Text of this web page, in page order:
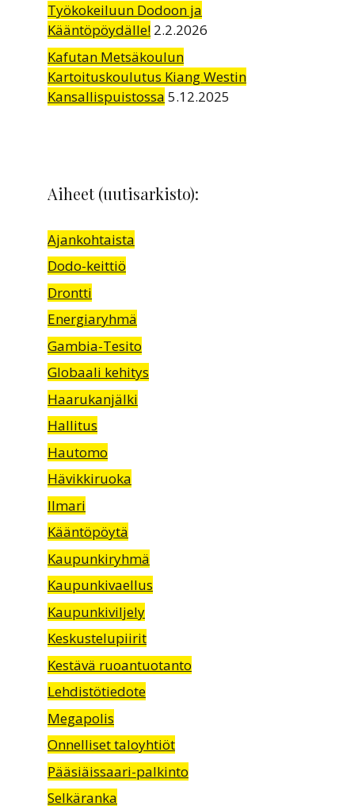
Työkokeiluun Dodoon ja
Kääntöpöydälle! 2.2.2026
Kafutan Metsäkoulun
Kartoituskoulutus Kiang Westin
Kansallispuistossa 5.12.2025
Aiheet (uutisarkisto):
Ajankohtaista
Dodo-keittiö
Drontti
Energiaryhmä
Gambia-Tesito
Globaali kehitys
Haarukanjälki
Hallitus
Hautomo
Hävikkiruoka
Ilmari
Kääntöpöytä
Kaupunkiryhmä
Kaupunkivaellus
Kaupunkiviljely
Keskustelupiirit
Kestävä ruoantuotanto
Lehdistötiedote
Megapolis
Onnelliset taloyhtiöt
Pääsiäissaari-palkinto
Selkäranka